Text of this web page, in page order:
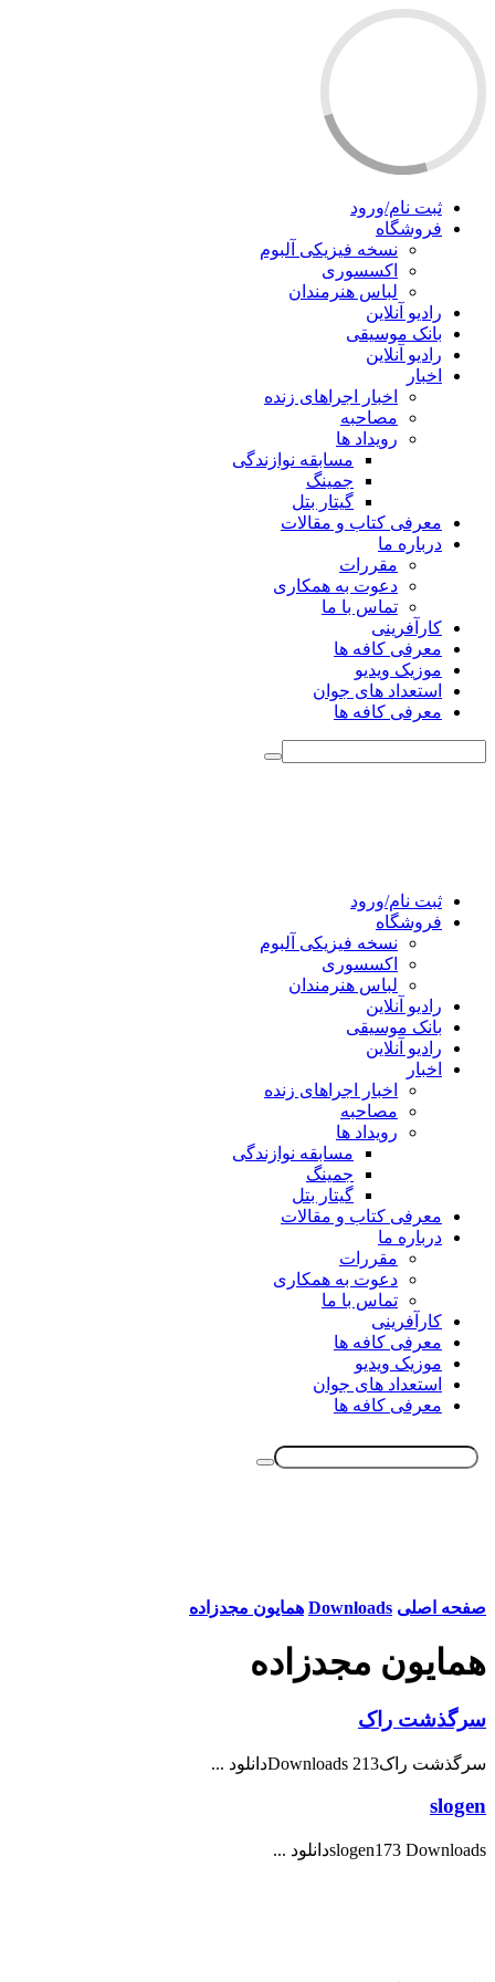
ثبت نام/ورود
فروشگاه
نسخه فیزیکی آلبوم
اکسسوری
لباس هنرمندان
رادیو آنلاین
بانک موسیقی
رادیو آنلاین
اخبار
اخبار اجراهای زنده
مصاحبه
رویداد ها
مسابقه نوازندگی
جمینگ
گیتار بتل
معرفی کتاب و مقالات
درباره ما
مقررات
دعوت به همکاری
تماس با ما
کارآفرینی
معرفی کافه ها
موزیک ویدیو
استعداد های جوان
معرفی کافه ها
ثبت نام/ورود
فروشگاه
نسخه فیزیکی آلبوم
اکسسوری
لباس هنرمندان
رادیو آنلاین
بانک موسیقی
رادیو آنلاین
اخبار
اخبار اجراهای زنده
مصاحبه
رویداد ها
مسابقه نوازندگی
جمینگ
گیتار بتل
معرفی کتاب و مقالات
درباره ما
مقررات
دعوت به همکاری
تماس با ما
کارآفرینی
معرفی کافه ها
موزیک ویدیو
استعداد های جوان
معرفی کافه ها
صفحه اصلی Downloads همایون مجدزاده
همایون مجدزاده
سرگذشت راک
سرگذشت راک213 Downloadsدانلود ...
slogen
slogen173 Downloadsدانلود ...